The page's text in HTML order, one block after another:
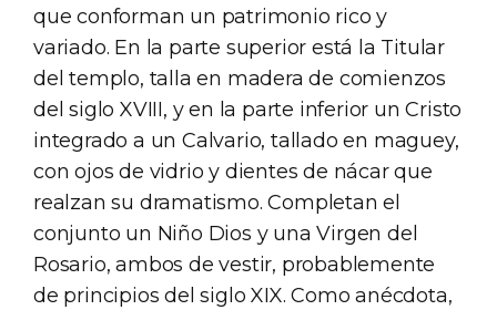
que conforman un patrimonio rico y
variado. En la parte superior está la Titular
del templo, talla en madera de comienzos
del siglo XVIII, y en la parte inferior un Cristo
integrado a un Calvario, tallado en maguey,
con ojos de vidrio y dientes de nácar que
realzan su dramatismo. Completan el
conjunto un Niño Dios y una Virgen del
Rosario, ambos de vestir, probablemente
de principios del siglo XIX. Como anécdota,